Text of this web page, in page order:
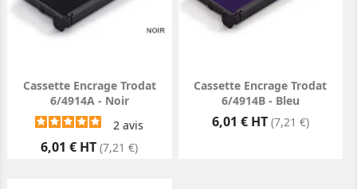
Cassette Encrage Trodat
6/4914A - Noir
2avis
Prix
6,01 € HT (7,21 €)
Cassette Encrage Trodat
6/4914B - Bleu
Prix
6,01 € HT (7,21 €)